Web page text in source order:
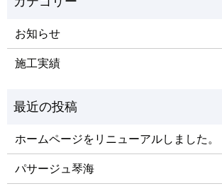
お知らせ
施工実績
ホームページをリニューアルしました。
パサージュ琴海